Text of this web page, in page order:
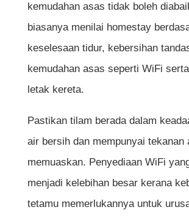
kemudahan asas tidak boleh
biasanya menilai homestay
keselesaan tidur, kebersihan
kemudahan asas seperti WiFi
letak kereta.
Pastikan tilam berada dalam
air bersih dan mempunyai tekanan
memuaskan. Penyediaan WiFi
menjadi kelebihan besar kerana
tetamu memerlukannya untuk